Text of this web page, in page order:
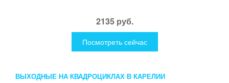
2135 руб.
Посмотреть сейчас
ВЫХОДНЫЕ НА КВАДРОЦИКЛАХ В КАРЕЛИИ